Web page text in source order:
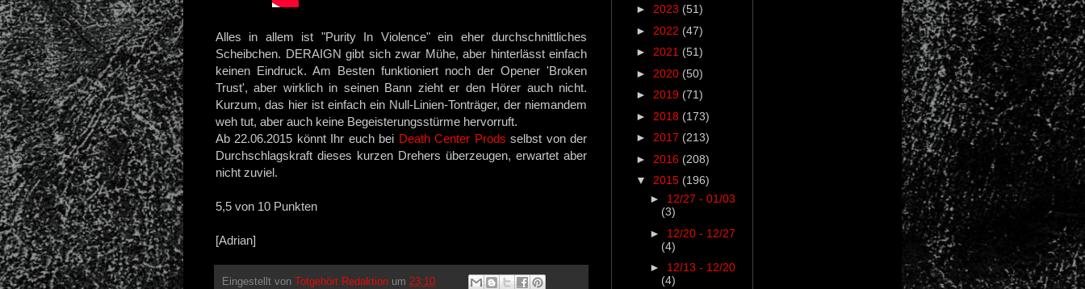
Alles in allem ist "Purity In Violence" ein eher durchschnittliches
Scheibchen. DERAIGN gibt sich zwar Mühe, aber hinterlässt einfach
keinen Eindruck. Am Besten funktioniert noch der Opener 'Broken
Trust', aber wirklich in seinen Bann zieht er den Hörer auch nicht.
Kurzum, das hier ist einfach ein Null-Linien-Tonträger, der niemandem
weh tut, aber auch keine Begeisterungsstürme hervorruft.
Ab 22.06.2015 könnt Ihr euch bei Death Center Prods selbst von der
Durchschlagskraft dieses kurzen Drehers überzeugen, erwartet aber
nicht zuviel.
5,5 von 10 Punkten
[Adrian]
Eingestellt von Totgehört Redaktion um 23:10
► 2023 (51)
► 2022 (47)
► 2021 (51)
► 2020 (50)
► 2019 (71)
► 2018 (173)
► 2017 (213)
► 2016 (208)
▼ 2015 (196)
► 12/27 - 01/03
(3)
► 12/20 - 12/27
(4)
► 12/13 - 12/20
(4)